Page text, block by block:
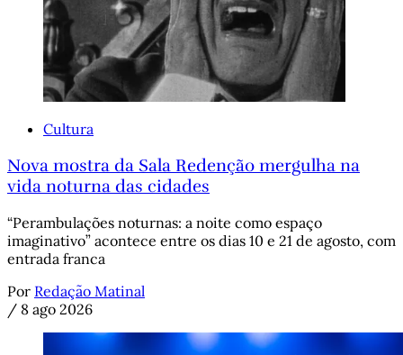
Cultura
Nova mostra da Sala Redenção mergulha na
vida noturna das cidades
“Perambulações noturnas: a noite como espaço
imaginativo” acontece entre os dias 10 e 21 de agosto, com
entrada franca
Por Redação Matinal
/ 8 ago 2026